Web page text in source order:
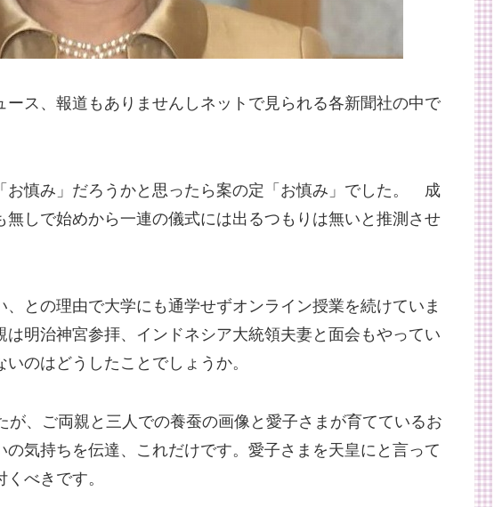
ス、報道もありませんしネットで見られる各新聞社の中で
お慎み」だろうかと思ったら案の定「お慎み」でした。 成
しで始めから一連の儀式には出るつもりは無いと推測させ
との理由で大学にも通学せずオンライン授業を続けていま
は明治神宮参拝、インドネシア大統領夫妻と面会もやってい
のはどうしたことでしょうか。
が、ご両親と三人での養蚕の画像と愛子さまが育てているお
気持ちを伝達、これだけです。愛子さまを天皇にと言って
べきです。